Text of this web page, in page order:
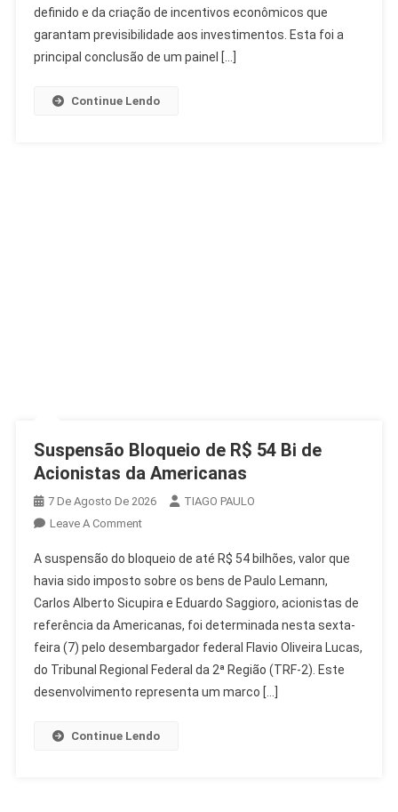
E
Mercado
Essenciais
definido e da criação de incentivos econômicos que
garantam previsibilidade aos investimentos. Esta foi a
principal conclusão de um painel […]
Continue Lendo
Suspensão Bloqueio de R$ 54 Bi de
Acionistas da Americanas
7 De Agosto De 2026
TIAGO PAULO
Leave A CommentOn
Bloqueio
De
R$
54
Bi
De
Acionistas
A suspensão do bloqueio de até R$ 54 bilhões, valor que
havia sido imposto sobre os bens de Paulo Lemann,
Carlos Alberto Sicupira e Eduardo Saggioro, acionistas de
referência da Americanas, foi determinada nesta sexta-
feira (7) pelo desembargador federal Flavio Oliveira Lucas,
do Tribunal Regional Federal da 2ª Região (TRF-2). Este
desenvolvimento representa um marco […]
Continue Lendo